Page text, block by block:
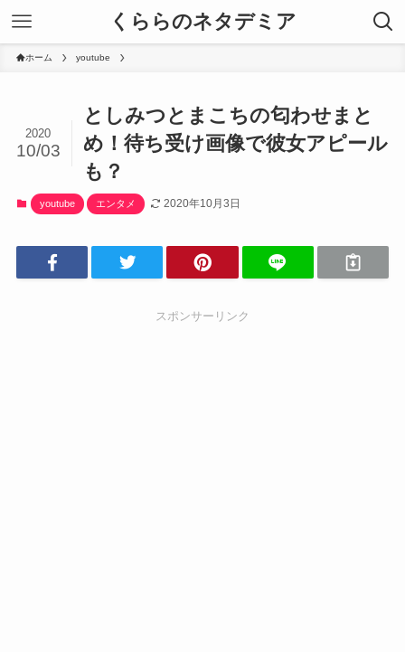
くららのネタデミア
ホーム youtube
としみつとまこちの匂わせまと
め！待ち受け画像で彼女アピール
も？
2020
10/03
youtube エンタメ 2020年10月3日
スポンサーリンク